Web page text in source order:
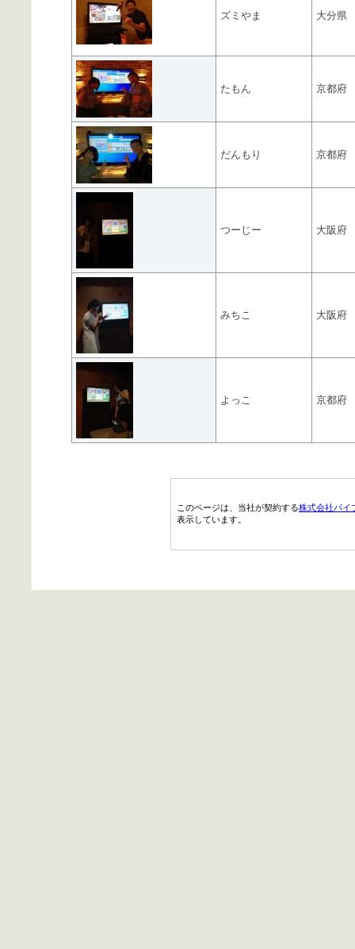
ズミやま 大分県
たもん 京都府
だんもり 京都府
つーじー 大阪府
みちこ 大阪府
よっこ 京都府
このページは、当社が契約する株式会社パイ
表示しています。